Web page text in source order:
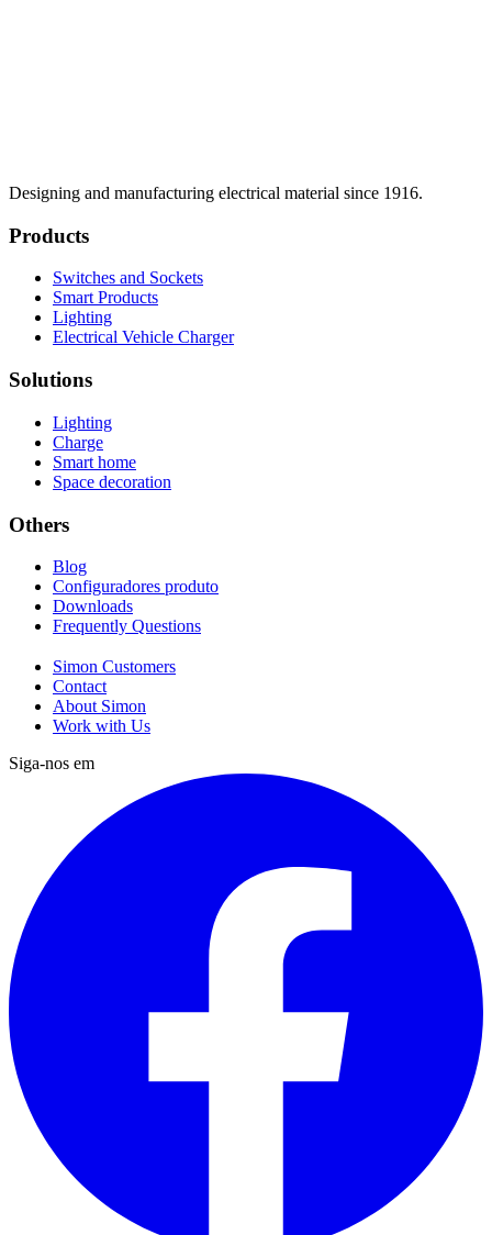
Designing and manufacturing electrical material since 1916.
Products
Switches and Sockets
Smart Products
Lighting
Electrical Vehicle Charger
Solutions
Lighting
Charge
Smart home
Space decoration
Others
Blog
Configuradores produto
Downloads
Frequently Questions
Simon Customers
Contact
About Simon
Work with Us
Siga-nos em